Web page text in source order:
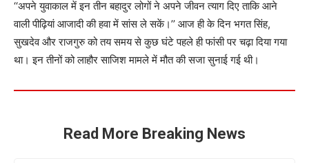
‘‘अपने युवाकाल में इन तीन बहादुर लोगों ने अपने जीवन त्याग दिए ताकि आने
वाली पीढ़ियां आजादी की हवा में सांस ले सकें।’’ आज ही के दिन भगत सिंह,
सुखदेव और राजगुरु को तय समय से कुछ घंटे पहले ही फांसी पर चढ़ा दिया गया
था। इन तीनों को लाहौर साजिश मामले में मौत की सजा सुनाई गई थी।
Read More Breaking News